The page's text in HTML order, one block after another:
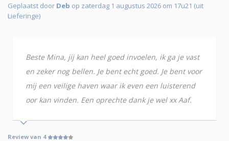
Geplaatst door Deb op zaterdag 1 augustus 2026 om 17u21 (uit
Lieferinge)
Beste Mina, jij kan heel goed invoelen, ik ga je vast
en zeker nog bellen. Je bent echt goed. Je bent voor
mij een veilige haven waar ik even een luisterend
oor kan vinden. Een oprechte dank je wel xx Aaf.
Review van 4